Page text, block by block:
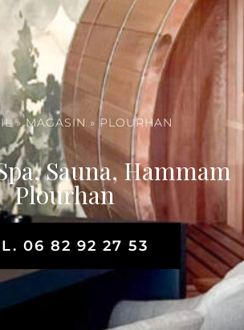
»MAGASIN »PLOURHAN
Sauna, Hammam
Plourhan
06 82 92 27 53